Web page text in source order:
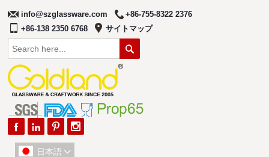
info@szglassware.com
+86-755-8322 2376
+86-138 2350 6768
サイトマップ

   
日本語 